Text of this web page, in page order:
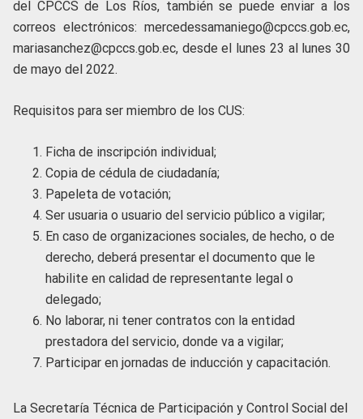
del CPCCS de Los Ríos, también se puede enviar a los
correos electrónicos: mercedessamaniego@cpccs.gob.ec,
mariasanchez@cpccs.gob.ec, desde el lunes 23 al lunes 30
de mayo del 2022.
Requisitos para ser miembro de los CUS:
Ficha de inscripción individual;
Copia de cédula de ciudadanía;
Papeleta de votación;
Ser usuaria o usuario del servicio público a vigilar;
En caso de organizaciones sociales, de hecho, o de
derecho, deberá presentar el documento que le
habilite en calidad de representante legal o
delegado;
No laborar, ni tener contratos con la entidad
prestadora del servicio, donde va a vigilar;
Participar en jornadas de inducción y capacitación.
La Secretaría Técnica de Participación y Control Social del